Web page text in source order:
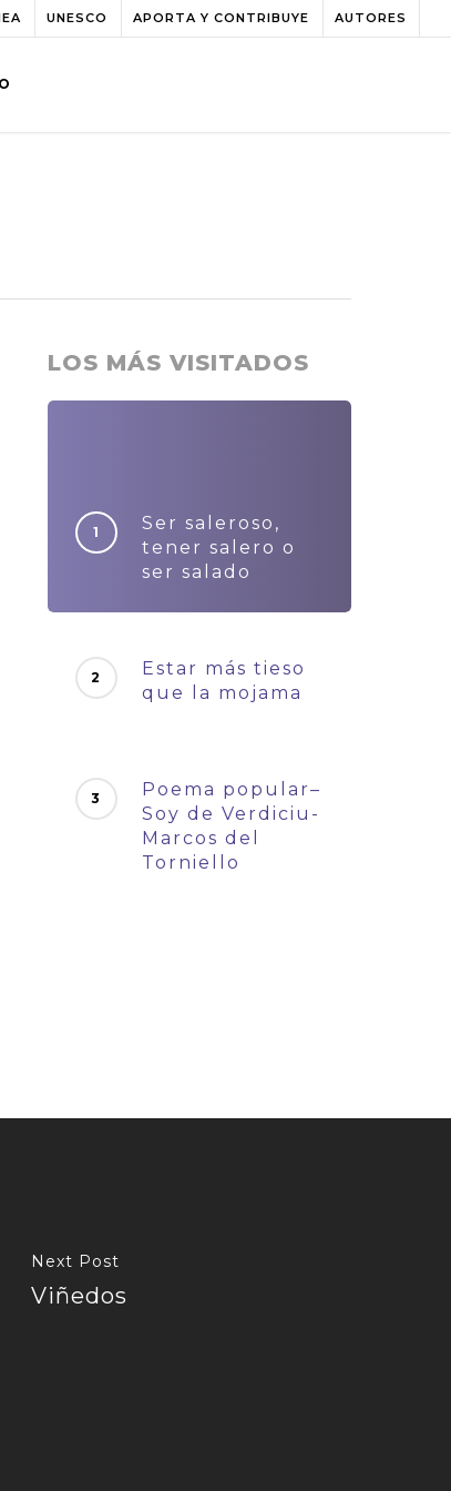
UNESCO APORTA Y CONTRIBUYE AUTORES
LOS MÁS VISITADOS
Ser saleroso,
tener salero o
ser salado
Estar más tieso
que la mojama
Poema popular–
Soy de Verdiciu-
Marcos del
Torniello
Next Post
Viñedos